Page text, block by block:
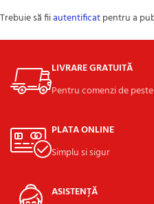
Trebuie să fiiautentificatpentru a
LIVRARE GRATUITĂ
Pentru comenzi de
PLATA ONLINE
Simplu si sigur
ASISTENȚĂ